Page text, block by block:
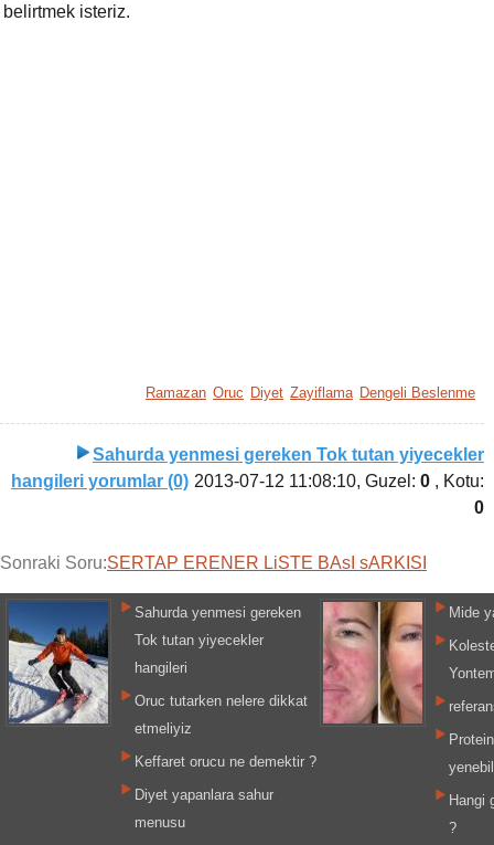
belirtmek isteriz.
Ramazan Oruc Diyet Zayiflama Dengeli Beslenme
Sahurda yenmesi gereken Tok tutan yiyecekler
hangileri yorumlar (0) 2013-07-12 11:08:10, Guzel:0 , Kotu:
0
Sonraki Soru:SERTAP ERENER LiSTE BAsI sARKISI
Sahurda yenmesi gereken
Tok tutan yiyecekler
hangileri
Oruc tutarken nelere dikkat
etmeliyiz
Keffaret orucu ne demektir ?
Diyet yapanlara sahur
menusu
Mide
Hangi
?